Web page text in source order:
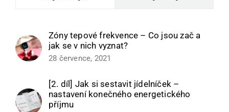
Zóny tepové frekvence – Co jsou zač a
jak se v nich vyznat?
28 července, 2021
[2. díl] Jak si sestavit jídelníček –
nastavení konečného energetického
příjmu